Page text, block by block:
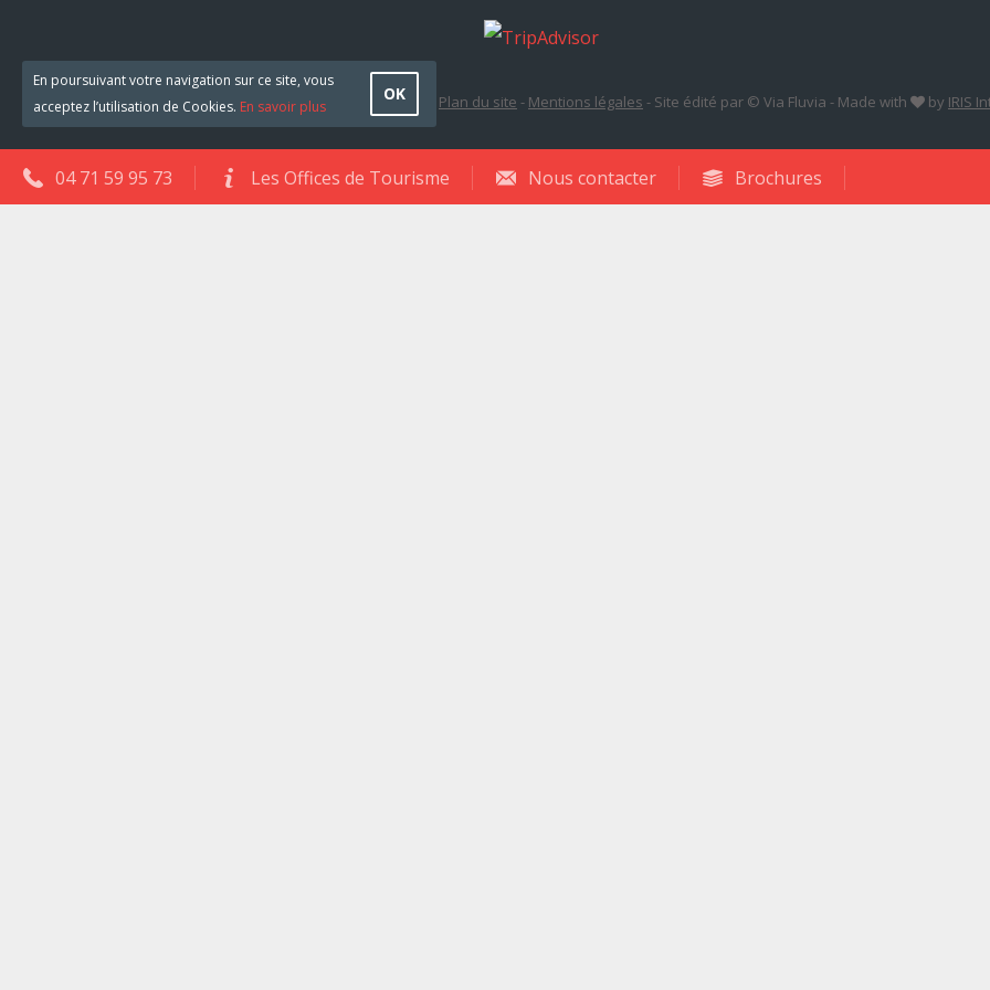
Plan du site - Mentions légales - Site édité par © Via Fluvia - Made with by IRIS
04 71 59 95 73 Les Offices de Tourisme Nous contacter Brochures
En poursuivant votre navigation sur ce site, vous
acceptez l’utilisation de Cookies. En savoir plus
OK